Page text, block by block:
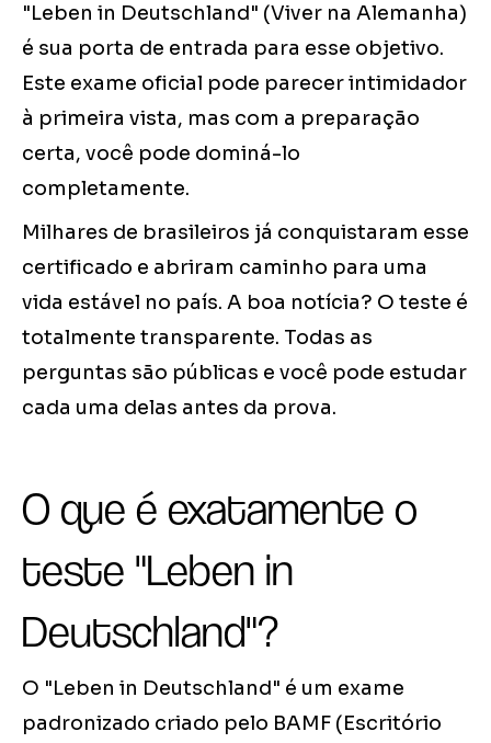
"Leben in Deutschland" (Viver na Alemanha)
é sua porta de entrada para esse objetivo.
Este exame oficial pode parecer intimidador
à primeira vista, mas com a preparação
certa, você pode dominá-lo
completamente.
Milhares de brasileiros já conquistaram esse
certificado e abriram caminho para uma
vida estável no país. A boa notícia? O teste é
totalmente transparente. Todas as
perguntas são públicas e você pode estudar
cada uma delas antes da prova.
O que é exatamente o
teste "Leben in
Deutschland"?
O "Leben in Deutschland" é um exame
padronizado criado pelo BAMF (Escritório